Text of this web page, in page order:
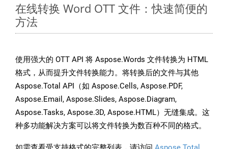
在线转换 Word OTT 文件：快速简便的
方法
使用强大的 OTT API 将 Aspose.Words 文件转换为 HTML
格式，从而提升文件转换能力。将转换后的文件与其他
Aspose.Total API（如 Aspose.Cells, Aspose.PDF,
Aspose.Email, Aspose.Slides, Aspose.Diagram,
Aspose.Tasks, Aspose.3D, Aspose.HTML）无缝集成。这
种多功能解决方案可以将文件转换为数百种不同的格式。